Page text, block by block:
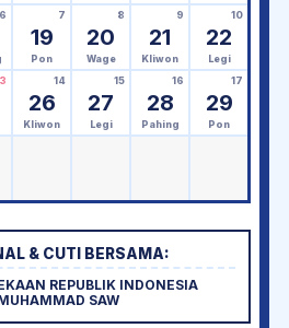
6
19
7
Pon
20
8
Wage
21
9
Kliwon
22
10
Legi
26
14
Kliwon
27
15
Legi
28
16
Pahing
29
17
Pon
& CUTI BERSAMA:
REPUBLIK INDONESIA
SAW